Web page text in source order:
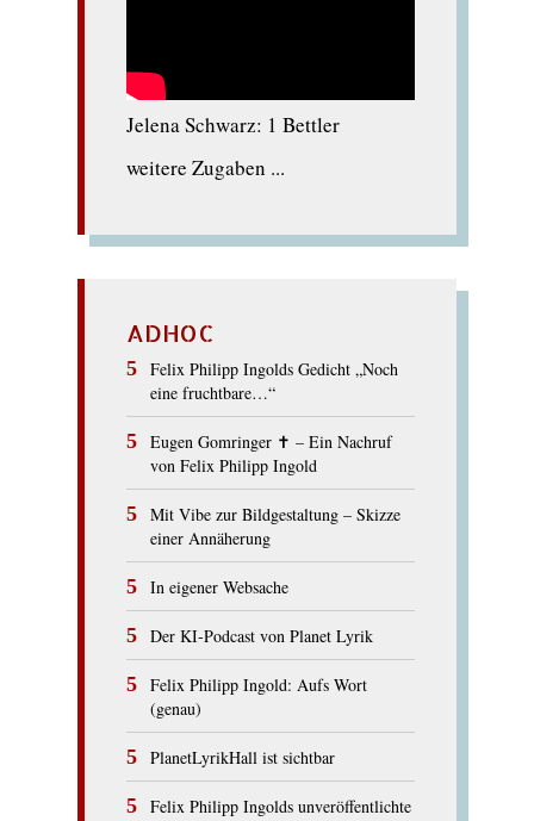
Jelena Schwarz: 1 Bettler
weitere Zugaben ...
ADHOC
Felix Philipp Ingolds Gedicht „Noch
eine fruchtbare…“
Eugen Gomringer ✝︎ – Ein Nachruf
von Felix Philipp Ingold
Mit Vibe zur Bildgestaltung – Skizze
einer Annäherung
In eigener Websache
Der KI-Podcast von Planet Lyrik
Felix Philipp Ingold: Aufs Wort
(genau)
PlanetLyrikHall ist sichtbar
Felix Philipp Ingolds unveröffentlichte